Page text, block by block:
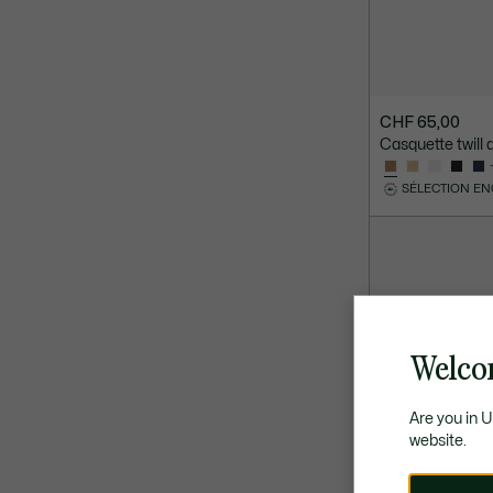
CHF 65,00
Casquette twill
SÉLECTION
Are you in
website.